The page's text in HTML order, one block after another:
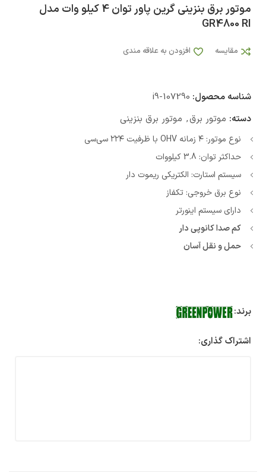
موتور برق بنزینی گرین پاور توان 4 کیلو وات مدل
GR4800 RI
مقایسه افزودن به علاقه مندی
شناسه محصول: i9-107290
دسته: موتور برق, موتور برق بنزینی
نوع موتور: ۴ زمانه OHV با ظرفیت ۲۲۴ سی‌سی
حداکثر توان: 3.8 کیلووات
سیستم استارت: الکتریکی ریموت دار
نوع برق خروجی: تکفاز
دارای سیستم اینورتر
کم صدا کانوپی دار
حمل و نقل آسان
برند:
اشتراک گذاری: